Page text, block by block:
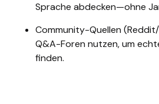
Sprache abdecken—ohne
Community-Quellen
Q&A-Foren nutzen, um
finden.